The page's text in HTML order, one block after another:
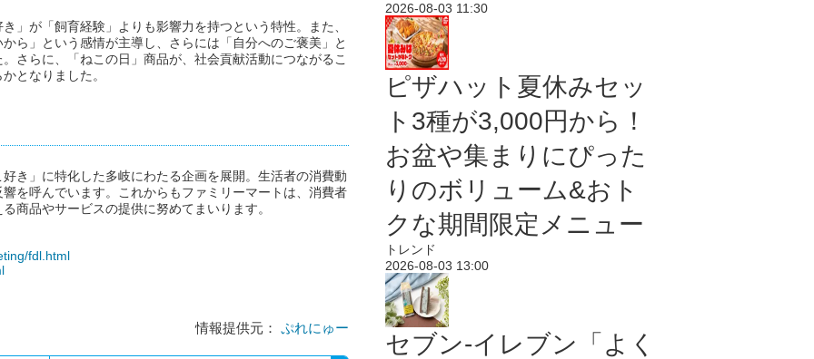
」が「飼育経験」よりも影響力を持つという特性。また、
ら」という感情が主導し、さらには「自分へのご褒美」と
さらに、「ねこの日」商品が、社会貢献活動につながるこ
となりました。
き」に特化した多岐にわたる企画を展開。生活者の消費動
を呼んでいます。これからもファミリーマートは、消費者
商品やサービスの提供に努めてまいります。
fdl.html
情報提供元： ぷれにゅー
2026-08-03 11:30
ピザハット夏休みセッ
ト3種が3,000円から！
お盆や集まりにぴった
りのボリューム&おト
クな期間限定メニュー
トレンド
2026-08-03 13:00
セブン‐イレブン「よく